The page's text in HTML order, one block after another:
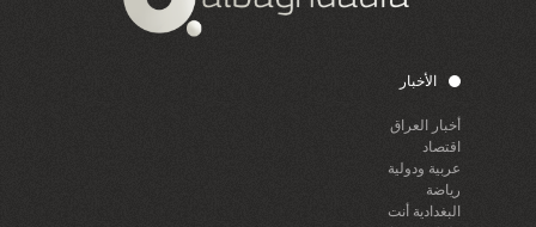
الأخبار
أخبار العراق
اقتصاد
عربية ودولية
رياضة
البغدادية أنت